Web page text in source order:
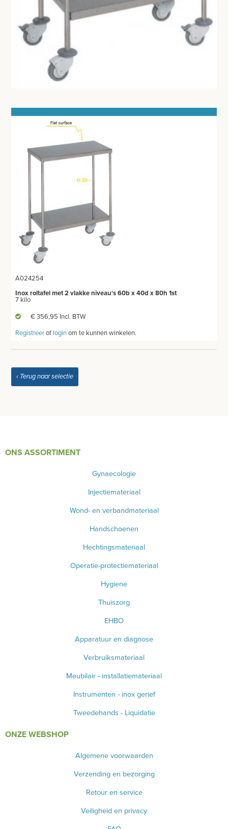
MICROSCOOP EN TOEBEHOREN
ONDERZOEKSLAMPEN
KLEIN MEUBILAIR
ANATOMISCHE MODELLEN
LED KRUIS LICHTRECLAME
ONDERZOEKSTAFEL HUMAAN
ONDERZOEKS- EN OPERATIETAFEL VETERINAIR
INSTRUMENTEN - INOX GERIEF
TWEEDEHANDS - LIQUIDATIE
A024254
Inox roltafel met 2 vlakke niveau's 60b x 40d x 80h 1st
7 kilo
€ 356,95 Incl. BTW
Registreerof loginom te kunnen winkelen.
‹ Terug naar selectie
ONS ASSORTIMENT
Gynaecologie
Injectiemateriaal
Wond- en verbandmateriaal
Handschoenen
Hechtingsmateriaal
Operatie-protectiemateriaal
Hygiene
Thuiszorg
EHBO
Apparatuur en diagnose
Verbruiksmateriaal
Meubilair - installatiemateriaal
Instrumenten - inox gerief
Tweedehands - Liquidatie
ONZE WEBSHOP
Algemene voorwaarden
Verzending en bezorging
Retour en service
Veiligheid en privacy